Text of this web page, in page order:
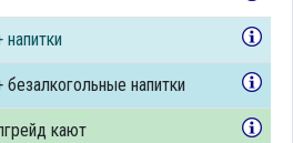
напитки
кают